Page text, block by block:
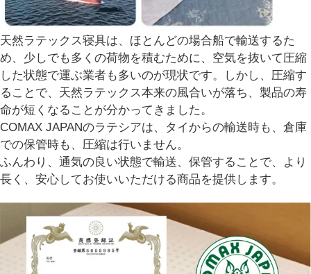
天然ラテックス寝具は、ほとんどの場合船で輸送するた
め、少しでも多くの荷物を積むために、空気を抜いて圧縮
した状態で運ぶ業者も多いのが現状です。しかし、圧縮す
ることで、天然ラテックス本来の風合いが落ち、製品の寿
命が短くなることが分かってきました。
COMAX JAPANのラテシアは、タイからの輸送時も、倉庫
での保管時も、圧縮は行いません。
ふんわり、通気の良い状態で輸送、保管することで、より
長く、安心してお使いいただける商品を提供します。